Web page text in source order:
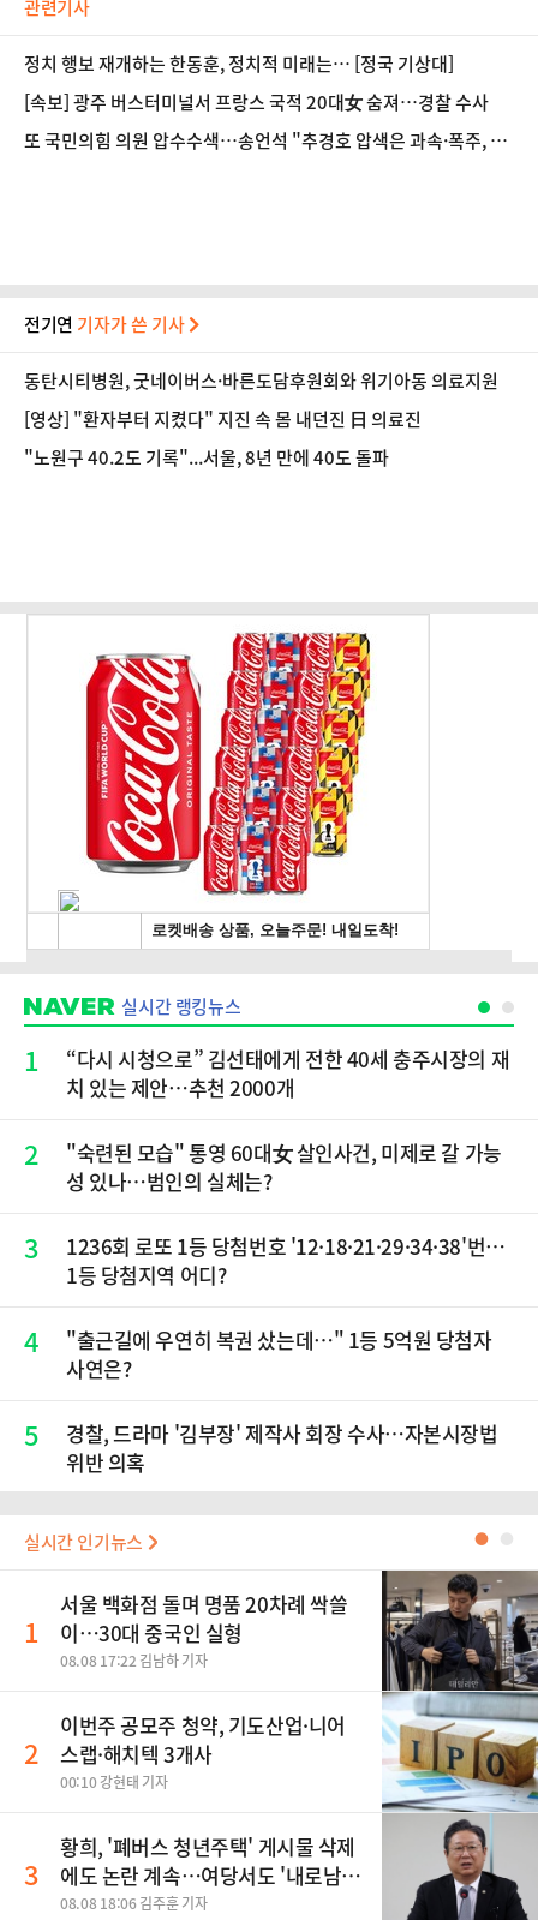
관련기사
정치 행보 재개하는 한동훈, 정치적 미래는… [정국 기상대]
[속보] 광주 버스터미널서 프랑스 국적 20대女 숨져…경찰 수사
또 국민의힘 의원 압수수색…송언석 "추경호 압색은 과속·폭주, 국
전기연 기자가 쓴 기사
동탄시티병원, 굿네이버스·바른도담후원회와 위기아동 의료지원
[영상] "환자부터 지켰다" 지진 속 몸 내던진 日 의료진
"노원구 40.2도 기록"...서울, 8년 만에 40도 돌파
실시간 랭킹뉴스
1
“다시 시청으로” 김선태에게 전한 40세 충주시장의 재
치 있는 제안…추천 2000개
2
"숙련된 모습" 통영 60대女 살인사건, 미제로 갈 가능
성 있나…범인의 실체는?
3
1236회 로또 1등 당첨번호 '12·18·21·29·34·38'번…
1등 당첨지역 어디?
4
"출근길에 우연히 복권 샀는데…" 1등 5억원 당첨자
사연은?
5
경찰, 드라마 '김부장' 제작사 회장 수사…자본시장법
위반 의혹
실시간 인기뉴스 ●
1
서울 백화점 돌며 명품 20차례 싹쓸
이…30대 중국인 실형
08.08 17:22 김남하 기자
2
이번주 공모주 청약, 기도산업·니어
스랩·해치텍 3개사
00:10 강현태 기자
3
황희, '폐버스 청년주택' 게시물 삭제
에도 논란 계속…여당서도 '내로남
불' 비판
08.08 18:06 김주훈 기자